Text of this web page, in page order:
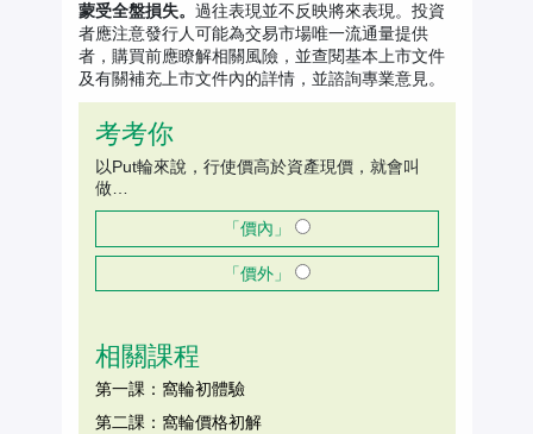
蒙受全盤損失。 過往表現並不反映將來表現。投資
者應注意發行人可能為交易市場唯一流通量提供
者，購買前應瞭解相關風險，並查閱基本上市文件
及有關補充上市文件內的詳情，並諮詢專業意見。
考考你
以Put輪來說，行使價高於資產現價，就會叫
做…
「價內」
「價外」
相關課程
第一課：窩輪初體驗
第二課：窩輪價格初解